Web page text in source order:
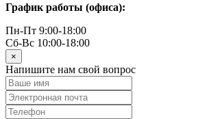
График работы (офиса):
Пн-Пт 9:00-18:00
Сб-Вс 10:00-18:00
×
Напишите нам свой вопрос